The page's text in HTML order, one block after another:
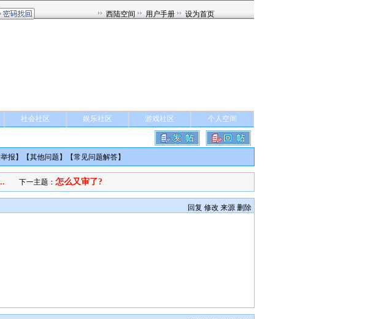
社会社区 娱乐社区 游戏社区 个人空间
报 】【其他问题 】【常见问题解答】
下一主题： 怎么又审了?
回复 修改 来源 删除